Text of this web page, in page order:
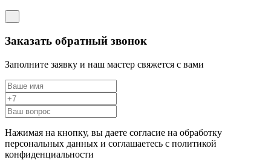
Заказать обратный звонок
Заполните заявку и наш мастер свяжется с вами
Нажимая на кнопку, вы даете согласие на обработку
персональных данных и соглашаетесь c политикой
конфиденциальности